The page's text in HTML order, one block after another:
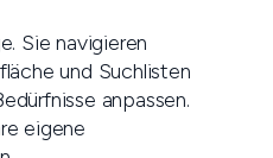
Sie navigieren
und Suchlisten
anpassen.
eigene